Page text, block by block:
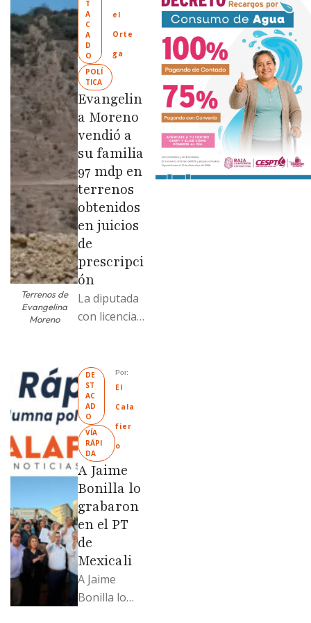
“Tijuana:
Ciudad
Limpia” en
colonias de
las …
Terrenos de
Evangelina
Moreno
T
A
C
A
D
O
POLÍ
TICA
el
Orte
ga
Evangelin
a Moreno
vendió a
su familia
97 mdp en
terrenos
obtenidos
en juicios
de
prescripci
ón
La diputada
con licencia
antecedente
s de
prescripción
positiva; uno
fue
revendido
329% por
encima …
DE
ST
AC
AD
O
VÍA
RÁPI
DA
Por:
El
Cala
fier
o
A Jaime
Bonilla lo
grabaron
en el PT
de
Mexicali
A Jaime
Bonilla lo